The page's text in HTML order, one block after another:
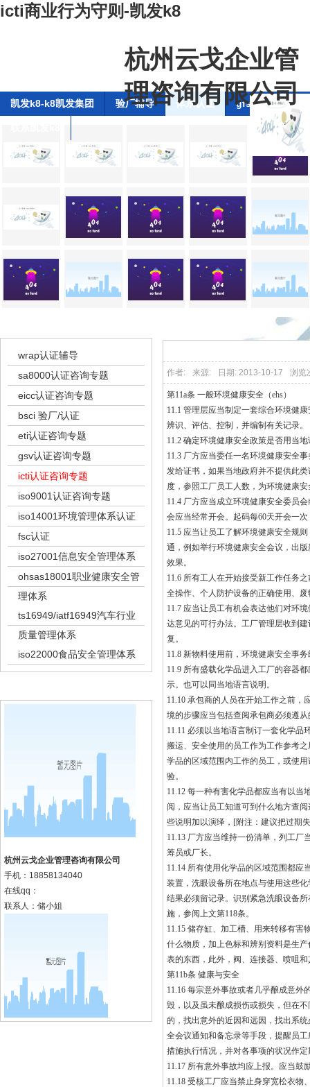
icti商业行为守则-凯发k8
杭州云戈企业管
理咨询有限公司
凯发k8-k8凯发集团 验厂辅导 体系认证 gfsi全球食品安
wrap认证辅导
sa8000认证咨询专题
eicc认证咨询专题
bsci 验厂/认证
eti认证咨询专题
gsv认证咨询专题
icti认证咨询专题
iso9001认证咨询专题
iso14001环境管理体系认证
fsc认证
iso27001信息安全管理体系
ohsas18001职业健康安全管
理体系
ts16949/iatf16949汽车行业
质量管理体系
iso22000食品安全管理体系
杭州云戈企业管理咨询有限公司
手机： 18858134040
在线qq：
联系人：储小姐
作者: 来源: 日期: 2013-10-17 浏览
第11a条 一般环境健康安全（ehs）
11.1 管理层应当制定一套综合环境健
辨识、评估、控制，并编制有关记录。
11.2 确定环境健康安全政策是否用当
11.3 厂方应当委任一名环境健康安全
发给证书，如果当地政府并不提供此
度，参照工厂员工人数，为环境健康
11.4 厂方应当成立环境健康安全委员
会应当经常开会。起码每60天开会一
11.5 应当让员工了解环境健康安全规
通，例如举行环境健康安全会议，出
效果。
11.6 所有工人在开始接受新工作任务
全操作、个人防护设备的正确使用、
11.7 应当让员工有机会表达他们对环
达意见的可行办法。工厂管理层收到
复。
11.8 新物料使用前，环境健康安全事
11.9 所有盛载化学品进入工厂的容器
示。也可以同当地语言说明。
11.10 承包商的人员在开始工作之前
境的步骤应当包括查阅承包商必须遵
11.11 必须以当地语言制订一套化学
搬运、安全使用的员工作为工作参考
学品的区域范围内工作的员工，或使
验。
11.12 每一种有害化学品都应当有以当
阅，应当让员工知道可到什么地方查
些说明加以演绎，[附注：建议把过期
11.13 厂方应当维持一份清单，列工
筹员或厂长。
11.14 所有使用化学品的区域范围都
装置，洗眼设备所在地点与使用这些
结果必须留记录。识别紧急洗眼设备
施，参阅上文第118条。
11.15 储存缸、加工槽、用来转移有
什么物质，加上色标和辨别资料是生
表的东西，此外，阀、连接器、喷咀
第11b条 健康与安全
11.16 每宗意外事故或者几乎酿成意
毁，以及虽未酿成损伤或损失，但在
的，找出意外的近因和远因，找出系
全会议通知和备忘录等手段，提醒员
措施执行情况，并对各事项的状况作
11.17 所有意外事故均应上报。应当
11.18 受核工厂应当禁止身穿宽松衣